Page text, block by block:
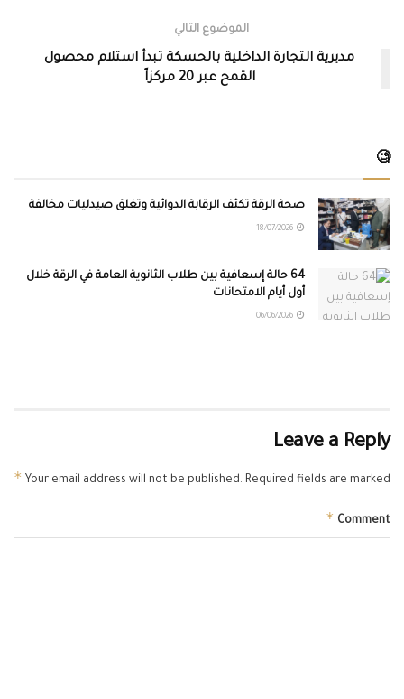
الموضوع التالي
مديرية التجارة الداخلية بالحسكة تبدأ استلام محصول
القمح عبر 20 مركزاً
🧐
صحة الرقة تكثف الرقابة الدوائية وتغلق صيدليات مخالفة
64 حالة إسعافية بين طلاب الثانوية العامة في الرقة خلال
أول أيام الامتحانات
Leave a Reply
Your email address will not be published. Required fields are marked
*
Comment
*